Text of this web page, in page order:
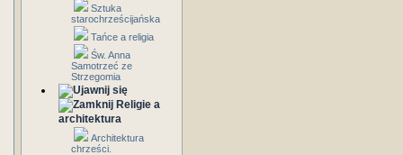
Sztuka
starochrześcijańska
Tańce a religia
Św. Anna
Samotrzeć ze
Strzegomia
Religie a
architektura
Architektura
chrześci.